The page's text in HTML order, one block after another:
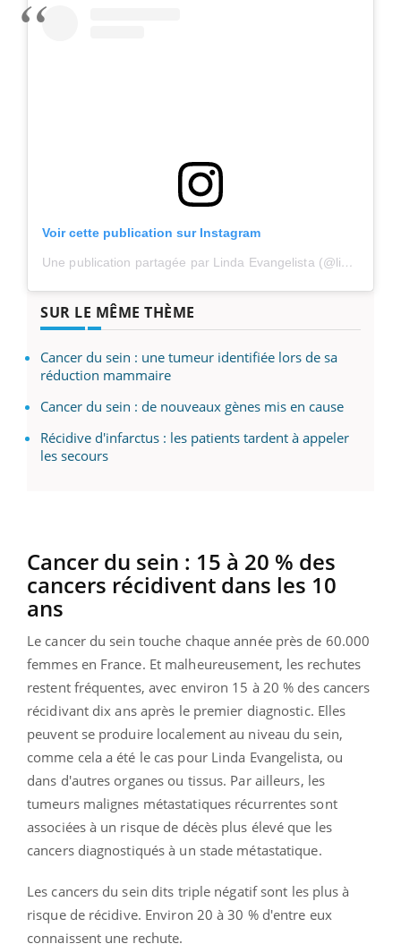
Voir cette publication sur Instagram
Une publication partagée par Linda Evangelista (@lindaevangelista)
SUR LE MÊME THÈME
Cancer du sein : une tumeur identifiée lors de sa
réduction mammaire
Cancer du sein : de nouveaux gènes mis en cause
Récidive d'infarctus : les patients tardent à appeler
les secours
Cancer du sein : 15 à 20 % des
cancers récidivent dans les 10
ans
Le cancer du sein touche chaque année près de 60.000
femmes en France. Et malheureusement, les rechutes
restent fréquentes, avec environ 15 à 20 % des cancers
récidivant dix ans après le premier diagnostic. Elles
peuvent se produire localement au niveau du sein,
comme cela a été le cas pour Linda Evangelista, ou
dans d'autres organes ou tissus. Par ailleurs, les
tumeurs malignes métastatiques récurrentes sont
associées à un risque de décès plus élevé que les
cancers diagnostiqués à un stade métastatique.
Les cancers du sein dits triple négatif sont les plus à
risque de récidive. Environ 20 à 30 % d'entre eux
connaissent une rechute.